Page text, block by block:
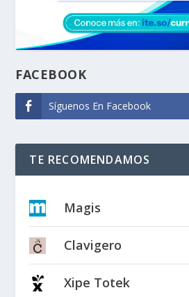
FACEBOOK
Síguenos En Facebook
TE RECOMENDAMOS
Magis
Clavigero
Xipe Totek